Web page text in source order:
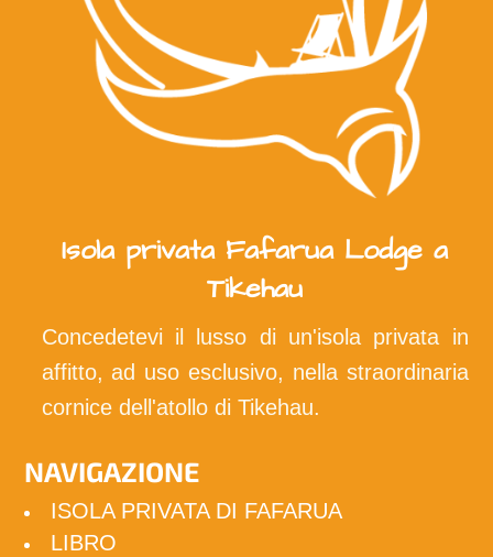
Isola privata Fafarua Lodge a
Tikehau
Concedetevi il lusso di un'isola privata in
affitto, ad uso esclusivo, nella straordinaria
cornice dell'atollo di Tikehau.
NAVIGAZIONE
ISOLA PRIVATA DI FAFARUA
LIBRO